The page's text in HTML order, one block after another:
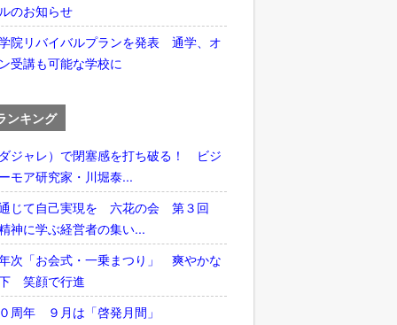
のお知らせ
院リバイバルプランを発表 通学、オ
受講も可能な学校に
ンキング
ジャレ）で閉塞感を打ち破る！ ビジ
モア研究家・川堀泰...
じて自己実現を 六花の会 第３回
神に学ぶ経営者の集い...
次「お会式・一乗まつり」 爽やかな
笑顔で行進
周年 ９月は「啓発月間」